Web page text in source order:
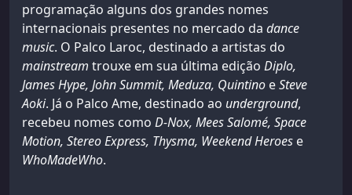
programação alguns dos grandes nomes
internacionais presentes no mercado da dance
music. O Palco Laroc, destinado a artistas do
mainstream trouxe em sua última edição Diplo,
James Hype, John Summit, Meduza, Quintino eSteve
Aoki. Já o Palco Ame, destinado ao underground,
recebeu nomes como D-Nox, Mees Salomé, Space
Motion, Stereo Express, Thysma, Weekend Heroes e
WhoMadeWho.